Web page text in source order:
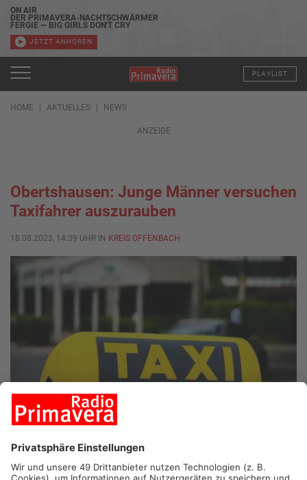
ON AIR
DER PRIMAVERA-NACHTSCHWÄRMER
FERGIE — BIG GIRLS DON'T CRY
JETZT ANHÖREN
PLAYLIST
HOME AKTUELLES NEWS
ANZEIGE
Obertshausen: Junge Männer versuchen
Taxifahrer auszurauben
18.08.2023, 14:39 UHR IN KREIS OFFENBACH